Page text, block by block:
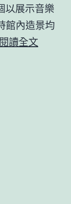
（上）
以展示音樂
館內造景均
閱讀全文